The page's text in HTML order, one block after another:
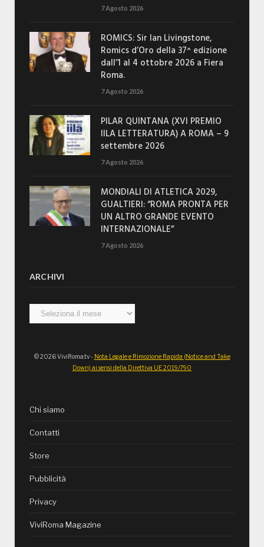
7 Agosto 2026
ROMICS: Sir Ian Livingstone,
Romics d’Oro della 37^ edizione
dall’1 al 4 ottobre 2026 a Fiera
Roma.
7 Agosto 2026
PILAR QUINTANA (XVI PREMIO
IILA LETTERATURA) A ROMA – 9
settembre 2026
7 Agosto 2026
MONDIALI DI ATLETICA 2029,
GUALTIERI: “ROMA PRONTA PER
UN ALTRO GRANDE EVENTO
INTERNAZIONALE”
7 Agosto 2026
ARCHIVI
Archivi
© 2026 ViviRoma.tv - Nota Legale e Rimozione Rapida (Notice and Take
Down) ai sensi della Direttiva UE 2019/790
Chi siamo
Contatti
Store
Pubblicità
Privacy
ViviRoma Magazine